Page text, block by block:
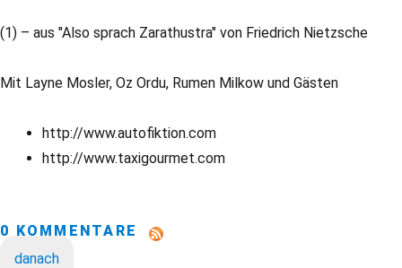
(1) – aus "Also sprach Zarathustra" von Friedrich Nietzsche
Mit Layne Mosler, Oz Ordu, Rumen Milkow und Gästen
http://www.autofiktion.com
http://www.taxigourmet.com
0 KOMMENTARE
danach